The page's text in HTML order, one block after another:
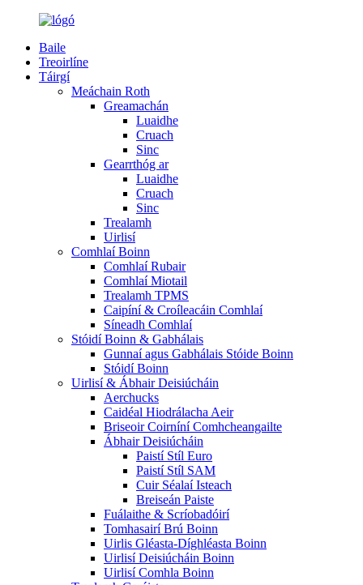
Baile
Treoirlíne
Táirgí
Meáchain Roth
Greamachán
Luaidhe
Cruach
Sinc
Gearrthóg ar
Luaidhe
Cruach
Sinc
Trealamh
Uirlisí
Comhlaí Boinn
Comhlaí Rubair
Comhlaí Miotail
Trealamh TPMS
Caipíní & Croíleacáin Comhlaí
Síneadh Comhlaí
Stóidí Boinn & Gabhálais
Gunnaí agus Gabhálais Stóide Boinn
Stóidí Boinn
Uirlisí & Ábhair Deisiúcháin
Aerchucks
Caidéal Hiodrálacha Aeir
Briseoir Coirníní Comhcheangailte
Ábhair Deisiúcháin
Paistí Stíl Euro
Paistí Stíl SAM
Cuir Séalaí Isteach
Breiseán Paiste
Fuálaithe & Scríobadóirí
Tomhasairí Brú Boinn
Uirlis Gléasta-Díghléasta Boinn
Uirlisí Deisiúcháin Boinn
Uirlisí Comhla Boinn